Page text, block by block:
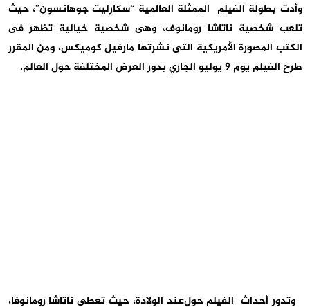
وأدت بطولة الفيلم الممثلة العالمية “سكارليت جوهانسون”، حيث
تلعب شخصية ناتاشا رومانوف، وهى شخصية خيالية تظهر فى
الكتب المصورة الأمريكية التى نشرتها مارفيل كوميكس، ومن المقرر
طرح الفيلم يوم 9 يوليو الجاري بدور العرض المختلفة حول العالم
.
وتدور أحداث الفيلم حول
عند الولادة، حيث تعطى ناتاشا رومانوفا،